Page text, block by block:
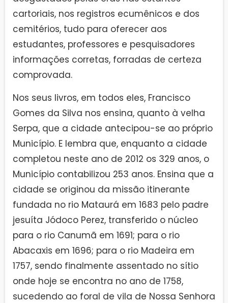
cartoriais, nos registros ecumênicos e dos
cemitérios, tudo para oferecer aos
estudantes, professores e pesquisadores
informações corretas, forradas de certeza
comprovada.
Nos seus livros, em todos eles, Francisco
Gomes da Silva nos ensina, quanto à velha
Serpa, que a cidade antecipou-se ao próprio
Município. E lembra que, enquanto a cidade
completou neste ano de 2012 os 329 anos, o
Município contabilizou 253 anos. Ensina que a
cidade se originou da missão itinerante
fundada no rio Mataurá em 1683 pelo padre
jesuíta Jódoco Perez, transferido o núcleo
para o rio Canumã em 1691; para o rio
Abacaxis em 1696; para o rio Madeira em
1757, sendo finalmente assentado no sítio
onde hoje se encontra no ano de 1758,
sucedendo ao foral de vila de Nossa Senhora